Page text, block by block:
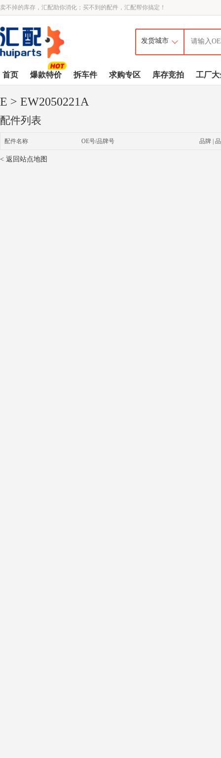
卖不掉的库存，汇配助你消化；买不到的配件，汇配帮你搞定！
首页 爆款特价 拆车件 求购专区 库存竞拍 工厂大
E > EW2050221A
配件列表
配件名称 OE号/品牌号 品牌 |
< 返回站点地图